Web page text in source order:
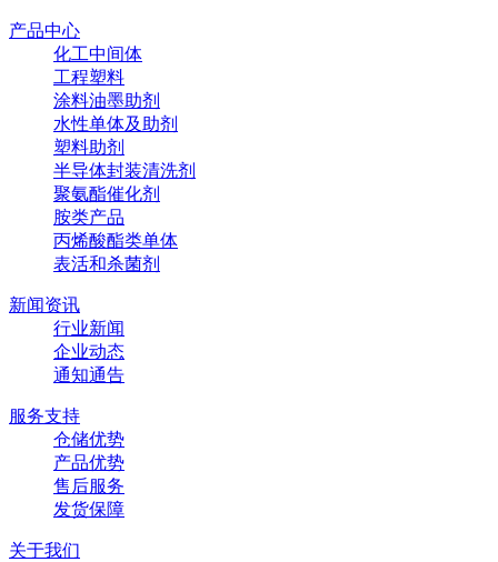
产品中心
化工中间体
工程塑料
涂料油墨助剂
水性单体及助剂
塑料助剂
半导体封装清洗剂
聚氨酯催化剂
胺类产品
丙烯酸酯类单体
表活和杀菌剂
新闻资讯
行业新闻
企业动态
通知通告
服务支持
仓储优势
产品优势
售后服务
发货保障
关于我们